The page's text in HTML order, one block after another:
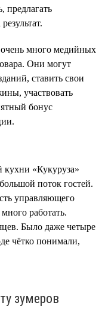
предлагать
много медийных
Они могут
ставить свои
участвовать
бонус
кухни «Кукуруза»
поток гостей.
управляющего
работать.
Было даже четыре
чётко понимали,
зумеров